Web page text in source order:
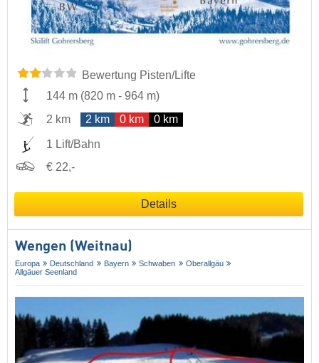
Bewertung Pisten/Lifte
144 m (820 m - 964 m)
2 km
2 km 0 km 0 km
1 Lift/Bahn
€ 22,-
Details
Wengen (Weitnau)
Europa Deutschland Bayern Schwaben
Oberallgäu
Allgäuer Seenland